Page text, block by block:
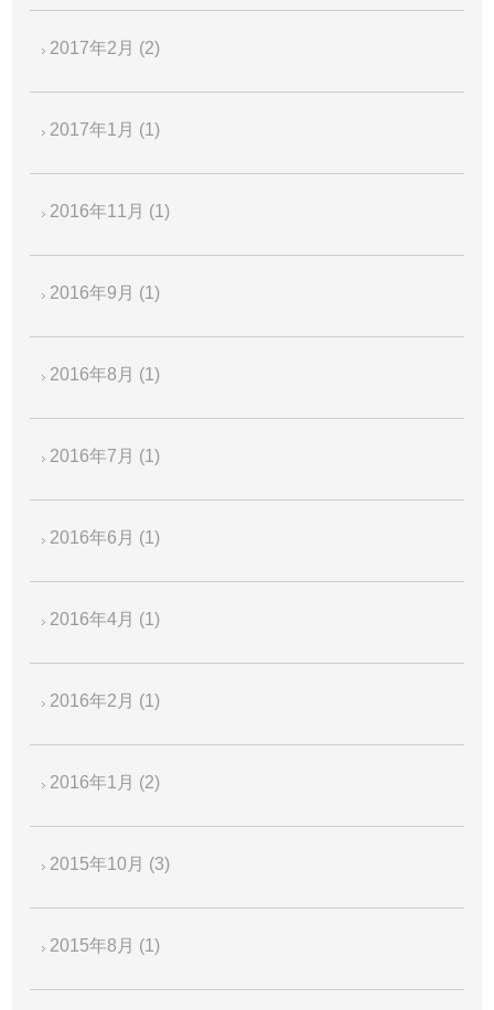
2017年2月 (2)
2017年1月 (1)
2016年11月 (1)
2016年9月 (1)
2016年8月 (1)
2016年7月 (1)
2016年6月 (1)
2016年4月 (1)
2016年2月 (1)
2016年1月 (2)
2015年10月 (3)
2015年8月 (1)